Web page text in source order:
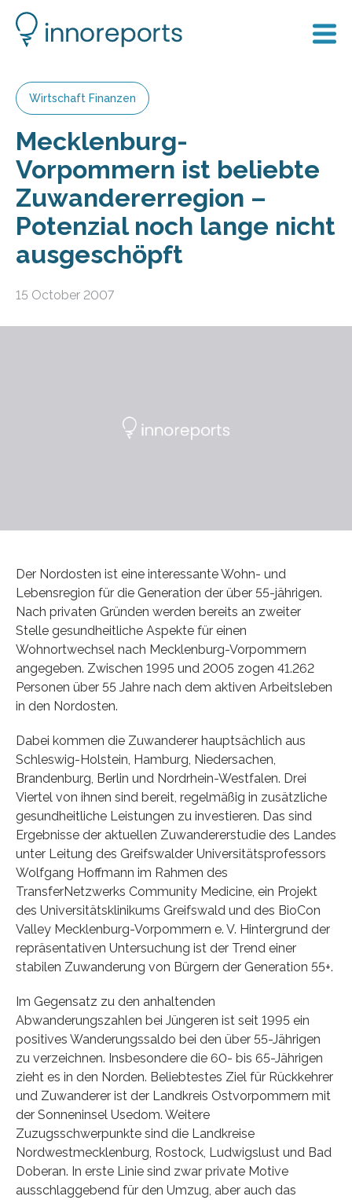
Wirtschaft Finanzen
Mecklenburg-
Vorpommern ist beliebte
Zuwandererregion –
Potenzial noch lange nicht
ausgeschöpft
15 October 2007
Der Nordosten ist eine interessante Wohn- und
Lebensregion für die Generation der über 55-jährigen.
Nach privaten Gründen werden bereits an zweiter
Stelle gesundheitliche Aspekte für einen
Wohnortwechsel nach Mecklenburg-Vorpommern
angegeben. Zwischen 1995 und 2005 zogen 41.262
Personen über 55 Jahre nach dem aktiven Arbeitsleben
in den Nordosten.
Dabei kommen die Zuwanderer hauptsächlich aus
Schleswig-Holstein, Hamburg, Niedersachen,
Brandenburg, Berlin und Nordrhein-Westfalen. Drei
Viertel von ihnen sind bereit, regelmäßig in zusätzliche
gesundheitliche Leistungen zu investieren. Das sind
Ergebnisse der aktuellen Zuwandererstudie des Landes
unter Leitung des Greifswalder Universitätsprofessors
Wolfgang Hoffmann im Rahmen des
TransferNetzwerks Community Medicine, ein Projekt
des Universitätsklinikums Greifswald und des BioCon
Valley Mecklenburg-Vorpommern e. V. Hintergrund der
repräsentativen Untersuchung ist der Trend einer
stabilen Zuwanderung von Bürgern der Generation 55+.
Im Gegensatz zu den anhaltenden
Abwanderungszahlen bei Jüngeren ist seit 1995 ein
positives Wanderungssaldo bei den über 55-Jährigen
zu verzeichnen. Insbesondere die 60- bis 65-Jährigen
zieht es in den Norden. Beliebtestes Ziel für Rückkehrer
und Zuwanderer ist der Landkreis Ostvorpommern mit
der Sonneninsel Usedom. Weitere
Zuzugsschwerpunkte sind die Landkreise
Nordwestmecklenburg, Rostock, Ludwigslust und Bad
Doberan. In erste Linie sind zwar private Motive
ausschlaggebend für den Umzug, aber auch das